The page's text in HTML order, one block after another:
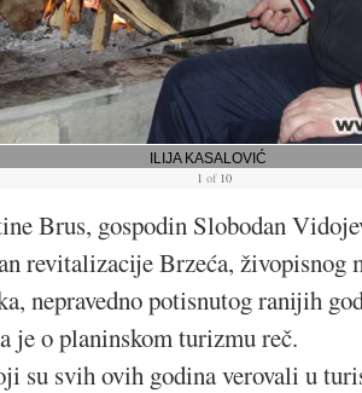
ILIJA KASALOVIĆ
1 of 10
Brus, gospodin Slobodan
revitalizacije Brzeća, živopisnog
nepravedno potisnutog ranijih
je o planinskom turizmu reč.
su svih ovih godina verovali u